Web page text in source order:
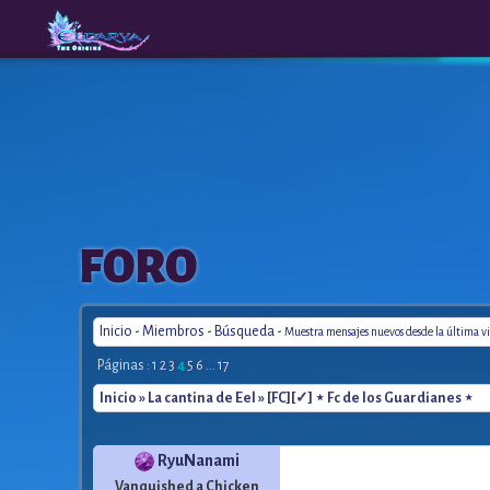
The
Origins
FORO
Inicio - Miembros - Búsqueda - Muestra mensajes nuevos desde la última
Páginas : 1 23 45 6 ... 17
Inicio » La cantina de Eel » [FC][✓] ⋆ Fc de los Guardianes ⋆
RyuNanami
Vanquished a Chicken